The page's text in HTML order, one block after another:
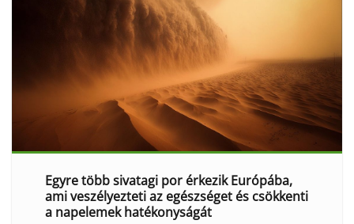
Egyre több sivatagi por érkezik Európába,
ami veszélyezteti az egészséget és csökkenti
a napelemek hatékonyságát